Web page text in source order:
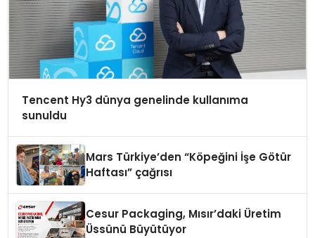
Tencent Hy3 dünya genelinde kullanıma
sunuldu
Mars Türkiye’den “Köpeğini İşe Götür
Haftası” çağrısı
Cesur Packaging, Mısır’daki Üretim
Üssünü Büyütüyor